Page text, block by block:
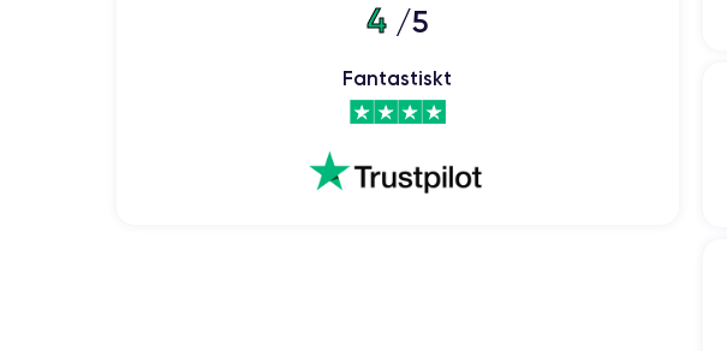
consulta la ficha técnica completa del iPhone 16 Pro
4/5
Fantastiskt